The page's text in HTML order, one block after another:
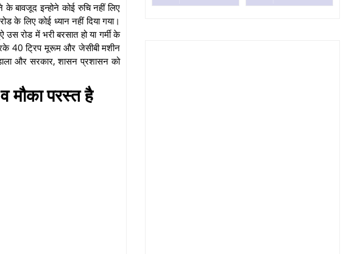
के बावजूद इन्होने कोई रुचि नहीं लिए
के लिए कोई ध्यान नहीं दिया गया।
रोड में भरी बरसात हो या गर्मी के
40 ट्रिप मूरूम और जेसीबी मशीन
और सरकार, शासन प्रशासन को
मौका परस्त है